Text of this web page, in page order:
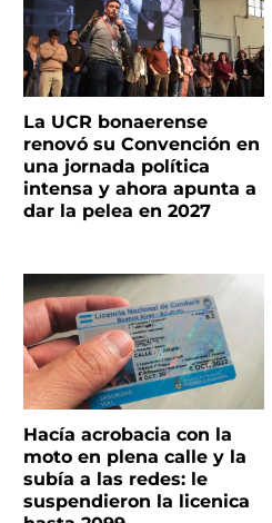
La UCR bonaerense
renovó su Convención en
una jornada política
intensa y ahora apunta a
dar la pelea en 2027
Hacía acrobacia con la
moto en plena calle y la
subía a las redes: le
suspendieron la licenica